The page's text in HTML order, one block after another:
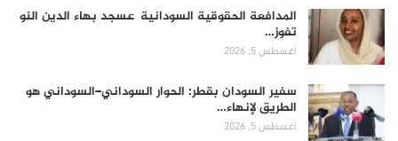
المدافعة الحقوقية السودانية عسجد بهاء الدين النو
تفوز…
أغسطس 5, 2026
سفير السودان بقطر: الحوار السوداني–السوداني هو
الطريق لإنهاء…
أغسطس 5, 2026